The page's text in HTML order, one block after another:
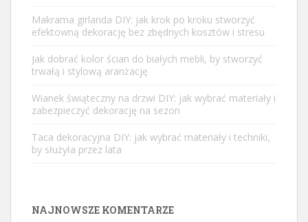
Makrama girlanda DIY: jak krok po kroku stworzyć
efektowną dekorację bez zbędnych kosztów i stresu
Jak dobrać kolor ścian do białych mebli, by stworzyć
trwałą i stylową aranżację
Wianek świąteczny na drzwi DIY: jak wybrać materiały i
zabezpieczyć dekorację na sezon
Taca dekoracyjna DIY: jak wybrać materiały i techniki,
by służyła przez lata
NAJNOWSZE KOMENTARZE